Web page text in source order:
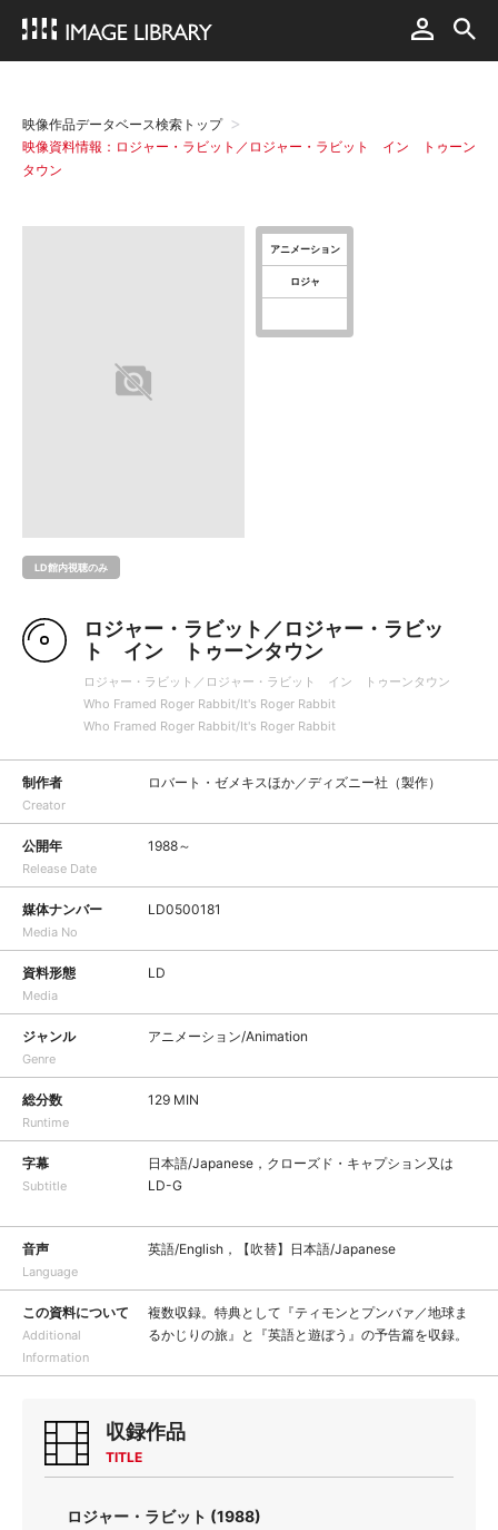
映像作品データベース検索トップ
映像資料情報：ロジャー・ラビット／ロジャー・ラビット イン トゥーン
タウン
LD館内視聴のみ
アニメーション
ロジャ
ロジャー・ラビット／ロジャー・ラビッ
ト イン トゥーンタウン
ロジャー・ラビット／ロジャー・ラビット イン トゥーンタウン
Who Framed Roger Rabbit/It's Roger Rabbit
Who Framed Roger Rabbit/It's Roger Rabbit
制作者
Creator
ロバート・ゼメキスほか／ディズニー社（製作）
公開年
Release Date
1988～
媒体ナンバー
Media No
LD0500181
資料形態
Media
LD
ジャンル
Genre
アニメーション/Animation
総分数
Runtime
129 MIN
字幕
Subtitle
日本語/Japanese，クローズド・キャプション又は
LD-G
音声
Language
英語/English，【吹替】日本語/Japanese
この資料について
Additional
Information
複数収録。特典として『ティモンとプンバァ／地球ま
るかじりの旅』と『英語と遊ぼう』の予告篇を収録。
収録作品
TITLE
ロジャー・ラビット (1988)